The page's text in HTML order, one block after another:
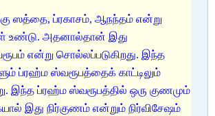
ஸத்தை, ப்ரகாசம், ஆநந்தம் என்று
உண்டு. அதனால்தான் இது
என்று சொல்லப்படுகிறது. இந்த
ப்ரஹ்ம ஸ்வரூபத்தைக் காட்டிலும்
இந்த ப்ரஹ்ம ஸ்வரூபத்தில் ஒரு குணமும்
இது நிர்குணம் என்றும் நிர்விசேஷம்